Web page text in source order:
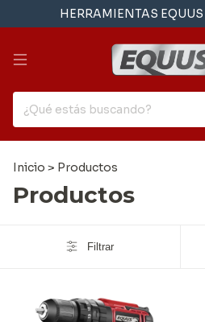
HERRAMIENTAS EQUUS - 1 DE
Inicio > Productos
Productos
Filtrar